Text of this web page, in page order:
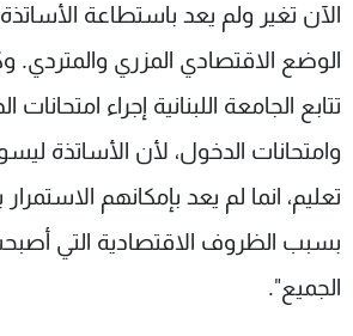
الآن تغير ولم يعد باستطاعة
الوضع الاقتصادي المزري والمتردي.
تتابع الجامعة اللبنانية إجراء امتحانات
وامتحانات الدخول، لأن الأساتذة
تعليم، انما لم يعد بإمكانهم
بسبب الظروف الاقتصادية التي
الجميع".